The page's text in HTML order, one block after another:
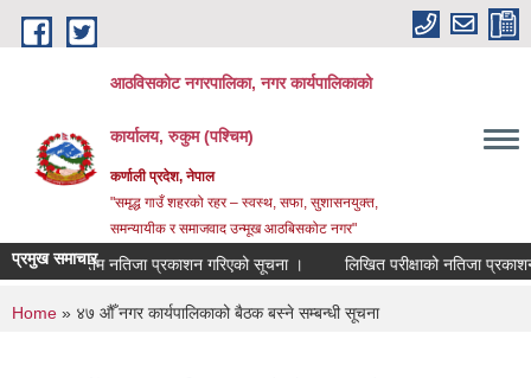
Skip to main content
आठविसकोट नगरपालिका, नगर कार्यपालिकाको
कार्यालय, रुकुम (पश्चिम)
कर्णाली प्रदेश, नेपाल
"समृद्ध गाउँ शहरको रहर – स्वस्थ, सफा, सुशासनयुक्त,
समन्यायीक र समाजवाद उन्मूख आठबिसकोट नगर"
प्रमुख समाचार
अन्तिम नतिजा प्रकाशन गरिएको सूचना । लिखित परीक्षाको नतिजा प्रकाशन तथा
You are here
Home » ४७ औँ नगर कार्यपालिकाको बैठक बस्ने सम्बन्धी सूचना